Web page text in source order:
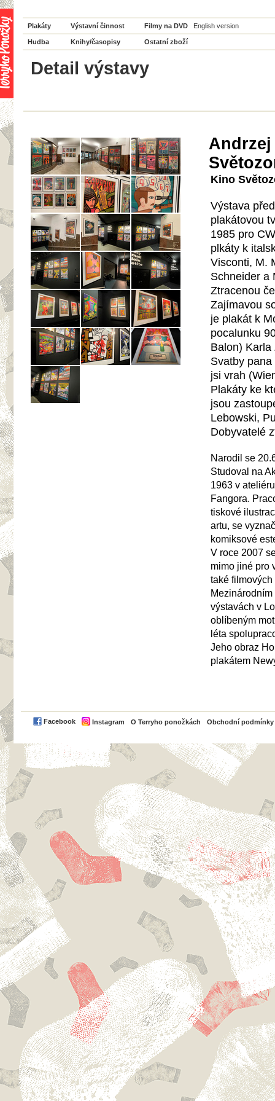
Plakáty Výstavní činnost Filmy na DVD English version
Hudba Knihy/časopisy Ostatní zboží
Detail výstavy
Kino
Výstava
plakátovou
1985 pro
plkáty k
Visconti, M.
Schneider a
Ztracenou
Zajímavou
je plakát k
pocalunku
Balon)
Svatby
jsi vrah
Plakáty ke
jsou
Lebowski,
Dobyvatelé
Narodil se
Studoval na
1963 v
Fangora.
tiskové
artu, se
komiksové
V roce 2007
mimo jiné pro
také
výstavách v
oblíbeným
léta
Jeho obraz
plakátem
Facebook Instagram O Terryho ponožkách Obchodní podmínky
PayPal